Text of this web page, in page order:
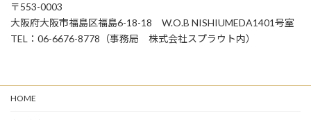
〒553-0003
大阪府大阪市福島区福島6-18-18 W.O.B NISHIUMEDA1401号室
TEL：06-6676-8778（事務局 株式会社スプラウト内）
HOME